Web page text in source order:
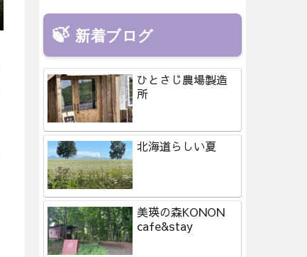
新着ブログ
ひとさじ農場製造
所
北海道らしい夏
美瑛の森KONON
cafe&stay